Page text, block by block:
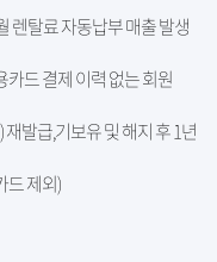
렌탈료 자동납부 매출 발생
카드 결제 이력 없는 회원
발급,기보유 및 해지 후 1년
드 제외)